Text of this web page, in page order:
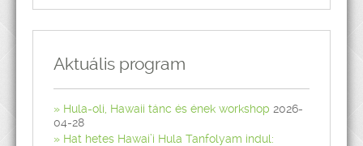
Aktuális program
Hula-oli, Hawaii tánc és ének workshop 2026-
04-28
Hat hetes Hawai’i Hula Tanfolyam indul: